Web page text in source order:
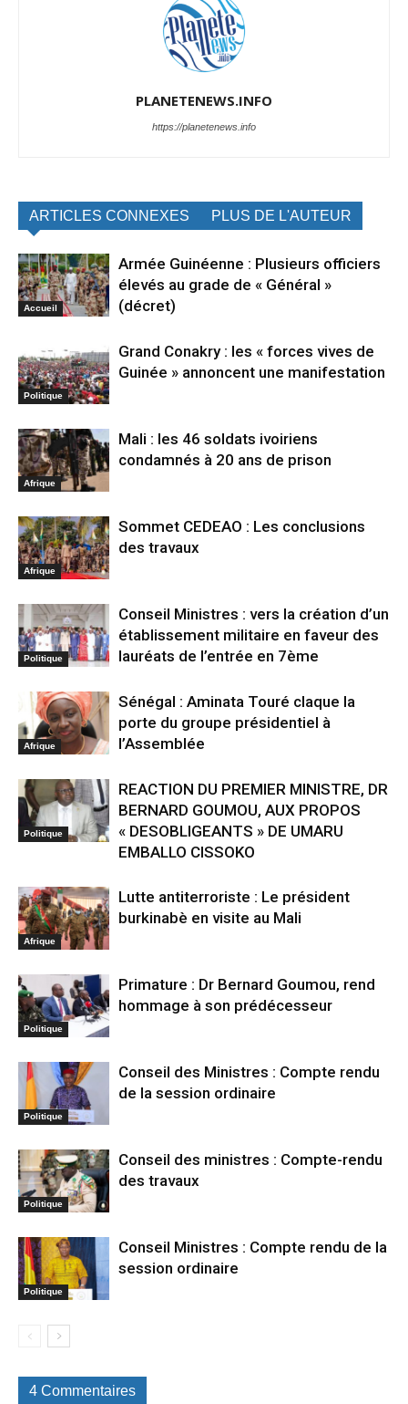
PLANETENEWS.INFO
https://planetenews.info
ARTICLES CONNEXES PLUS DE L'AUTEUR
Accueil
Armée Guinéenne : Plusieurs officiers
élevés au grade de « Général »
(décret)
Politique
Grand Conakry : les « forces vives de
Guinée » annoncent une manifestation
Afrique
Mali : les 46 soldats ivoiriens
condamnés à 20 ans de prison
Afrique
Sommet CEDEAO : Les conclusions
des travaux
Politique
Conseil Ministres : vers la création d’un
établissement militaire en faveur des
lauréats de l’entrée en 7ème
Afrique
Sénégal : Aminata Touré claque la
porte du groupe présidentiel à
l’Assemblée
Politique
REACTION DU PREMIER MINISTRE, DR
BERNARD GOUMOU, AUX PROPOS
« DESOBLIGEANTS » DE UMARU
EMBALLO CISSOKO
Afrique
Lutte antiterroriste : Le président
burkinabè en visite au Mali
Politique
Primature : Dr Bernard Goumou, rend
hommage à son prédécesseur
Politique
Conseil des Ministres : Compte rendu
de la session ordinaire
Politique
Conseil des ministres : Compte-rendu
des travaux
Politique
Conseil Ministres : Compte rendu de la
session ordinaire
4 Commentaires